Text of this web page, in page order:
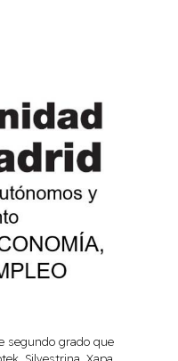
segundo grado que
Silvestrina, Xapa,